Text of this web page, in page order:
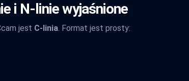
i N-linie wyjaśnione
jest C-linia. Format jest prosty: